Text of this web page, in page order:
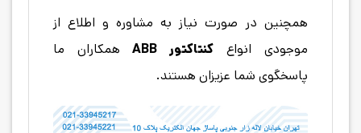
همچنین در صورت نیاز به مشاوره و اطلاع از
موجودی انواع کنتاکتور ABB
همکاران ما
پاسخگوی شما عزیزان هستند.